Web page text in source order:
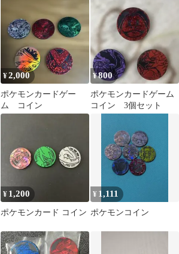
¥2,000
ポケモンカードゲー
ム コイン
¥800
ポケモンカードゲーム
コイン 3個セット
¥ 1,200
ポケモンカード コイン
¥ 1,111
ポケモンコイン